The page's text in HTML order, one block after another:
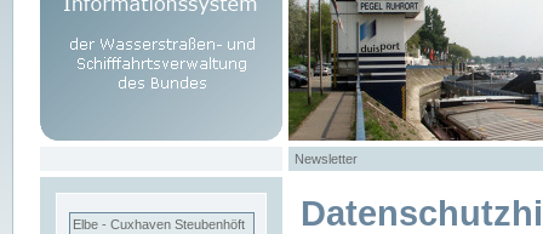
Newsletter
Elbe - Cuxhaven Steubenhöft